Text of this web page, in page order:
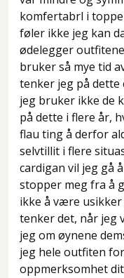
komfertabrl i
føler ikke jeg kan
ødelegger
bruker så mye tid
tenker jeg på dette
jeg bruker ikke de
på dette i flere år,
flau ting å derfor
selvtillit i flere
cardigan vil jeg gå
stopper meg fra å
ikke å være usikker
tenker det, når jeg
jeg om øynene
jeg hele outfiten
oppmerksomhet